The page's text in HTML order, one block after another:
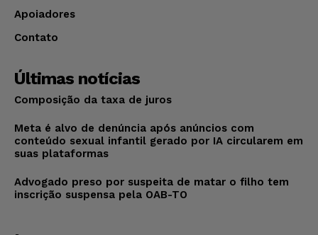
Apoiadores
Contato
Últimas notícias
Composição da taxa de juros
Meta é alvo de denúncia após anúncios com
conteúdo sexual infantil gerado por IA circularem em
suas plataformas
Advogado preso por suspeita de matar o filho tem
inscrição suspensa pela OAB-TO